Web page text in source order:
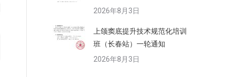
2026年8月3日
上颌窦底提升技术规范化培训
班（长春站）一轮通知
2026年8月3日